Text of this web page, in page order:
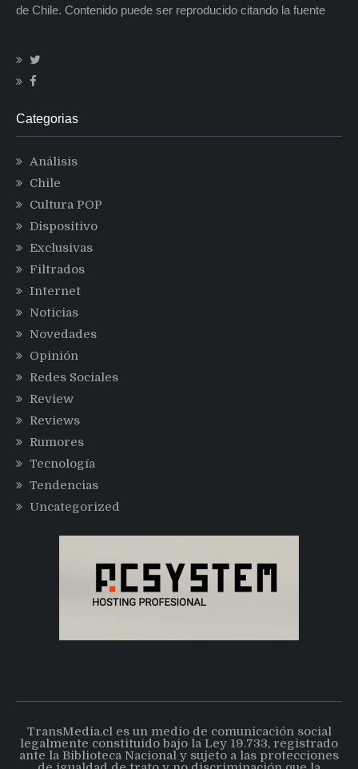
de Chile. Contenido puede ser reproducido citando la fuente
Categorias
Análisis
Chile
Cultura POP
Dispositivo
Exclusivas
Filtrados
Internet
Noticias
Novedades
Opinión
Redes Sociales
Review
Reviews
Rumores
Tecnología
Tendencias
Uncategorized
TransMedia.cl es un medio de comunicación social
legalmente constituido bajo la Ley 19.733, registrado
ante la Biblioteca Nacional y sujeto a las protecciones